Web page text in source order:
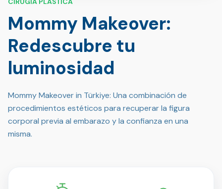
Mommy Makeover:
Redescubre tu
luminosidad
Mommy Makeover in Türkiye: Una combinación de
procedimientos estéticos para recuperar la figura
corporal previa al embarazo y la confianza en una
misma.